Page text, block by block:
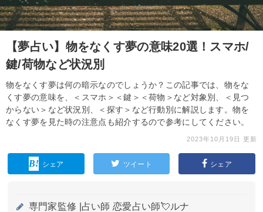
【夢占い】物をなくす夢の意味20選！スマホ/
鍵/荷物など状況別
物をなくす夢は何の暗示なのでしょうか？この記事では、物をな
くす夢の意味を、＜スマホ＞＜鍵＞＜荷物＞など対象別、＜見つ
からない＞など状況別、＜探す＞など行動別に解説します。物を
なくす夢を見た時の注意点も紹介するので参考にしてください。
2023年10月19日 更新
シェア ツイート シェア
専門家監修 | 占い師 恋愛占い師💘ルナ